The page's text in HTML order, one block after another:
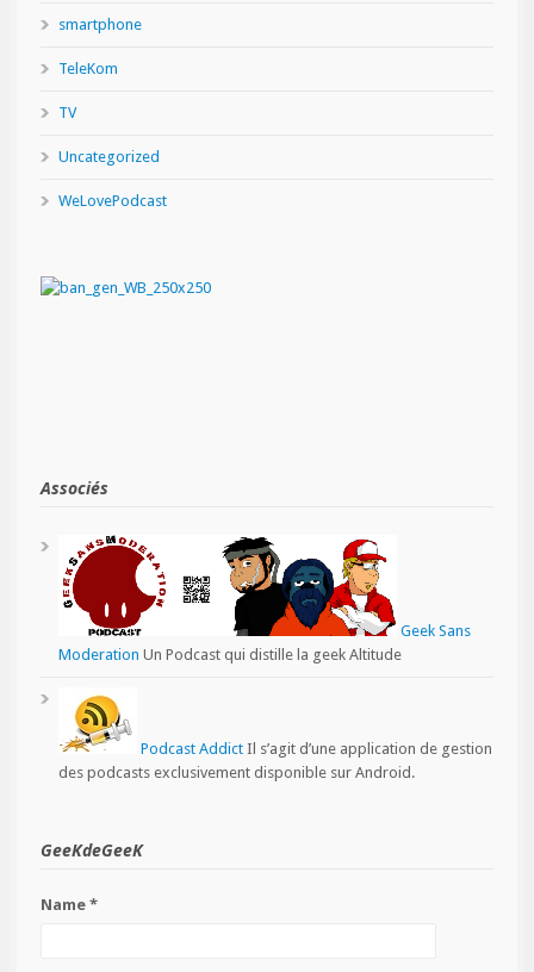
smartphone
TeleKom
TV
Uncategorized
WeLovePodcast
Associés
Geek Sans
Moderation Un Podcast qui distille la geek Altitude
Podcast Addict Il s’agit d’une application de gestion
des podcasts exclusivement disponible sur Android.
GeeKdeGeeK
Name *